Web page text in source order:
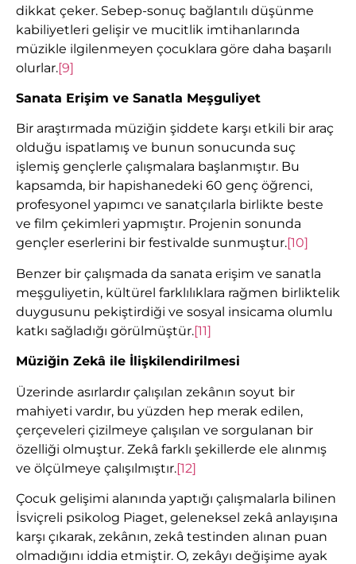
dikkat çeker. Sebep-sonuç bağlantılı düşünme
kabiliyetleri gelişir ve mucitlik imtihanlarında
müzikle ilgilenmeyen çocuklara göre daha başarılı
olurlar.[9]
Sanata Erişim ve Sanatla Meşguliyet
Bir araştırmada müziğin şiddete karşı etkili bir araç
olduğu ispatlamış ve bunun sonucunda suç
işlemiş gençlerle çalışmalara başlanmıştır. Bu
kapsamda, bir hapishanedeki 60 genç öğrenci,
profesyonel yapımcı ve sanatçılarla birlikte beste
ve film çekimleri yapmıştır. Projenin sonunda
gençler eserlerini bir festivalde sunmuştur.[10]
Benzer bir çalışmada da sanata erişim ve sanatla
meşguliyetin, kültürel farklılıklara rağmen birliktelik
duygusunu pekiştirdiği ve sosyal insicama olumlu
katkı sağladığı görülmüştür.[11]
Müziğin Zekâ ile İlişkilendirilmesi
Üzerinde asırlardır çalışılan zekânın soyut bir
mahiyeti vardır, bu yüzden hep merak edilen,
çerçeveleri çizilmeye çalışılan ve sorgulanan bir
özelliği olmuştur. Zekâ farklı şekillerde ele alınmış
ve ölçülmeye çalışılmıştır.[12]
Çocuk gelişimi alanında yaptığı çalışmalarla bilinen
İsviçreli psikolog Piaget, geleneksel zekâ anlayışına
karşı çıkarak, zekânın, zekâ testinden alınan puan
olmadığını iddia etmiştir. O, zekâyı değişime ayak